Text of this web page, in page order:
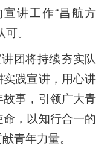
讲工作“昌航方
。
团将持续夯实队
践宣讲，用心讲
事，引领广大青
，以知行合一的
青年力量。